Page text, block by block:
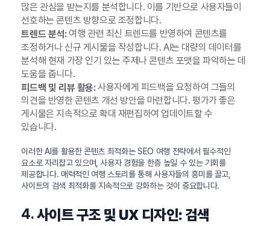
많은 관심을 받는지를 분석합니다. 이를 기반으로 사용자들이
선호하는 콘텐츠 방향으로 조정합니다.
트렌드 분석:여행 관련 최신 트렌드를 반영하여 콘텐츠를
조정하거나 신규 게시물을 작성합니다. AI는 대량의 데이터를
분석해 현재 가장 인기 있는 주제나 콘텐츠 포맷을 파악하는 데
도움을 줍니다.
피드백 및 리뷰 활용:사용자에게 피드백을 요청하여 그들의
의견을 반영한 콘텐츠 개선 방안을 마련합니다. 평가가 좋은
게시물은 지속적으로 확대 재편집하여 업데이트할 수
있습니다.
이러한 AI를 활용한 콘텐츠 최적화는 SEO 여행 전략에서 필수적인
요소로 자리잡고 있으며, 사용자 경험을 한층 높일 수 있는 기회를
제공합니다. 매력적인 여행 스토리를 통해 사용자들의 흥미를 끌고,
사이트의 검색 최적화를 지속적으로 강화하는 것이 중요합니다.
4.사이트 구조 및 UX 디자인: 검색